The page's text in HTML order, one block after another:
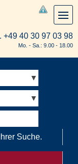
+49 40 30 97 03 98
Mo. - Sa.: 9.00 - 18.00
Suche.